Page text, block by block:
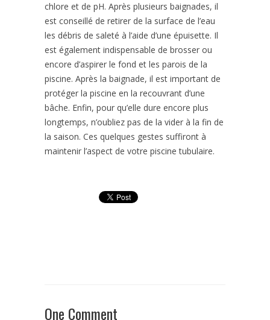
chlore et de pH. Après plusieurs baignades, il
est conseillé de retirer de la surface de l’eau
les débris de saleté à l’aide d’une épuisette. Il
est également indispensable de brosser ou
encore d’aspirer le fond et les parois de la
piscine. Après la baignade, il est important de
protéger la piscine en la recouvrant d’une
bâche. Enfin, pour qu’elle dure encore plus
longtemps, n’oubliez pas de la vider à la fin de
la saison. Ces quelques gestes suffiront à
maintenir l’aspect de votre piscine tubulaire.
One Comment